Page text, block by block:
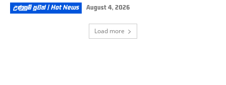
උණුසුම් පුවත් | Hot News August 4, 2026
Load more